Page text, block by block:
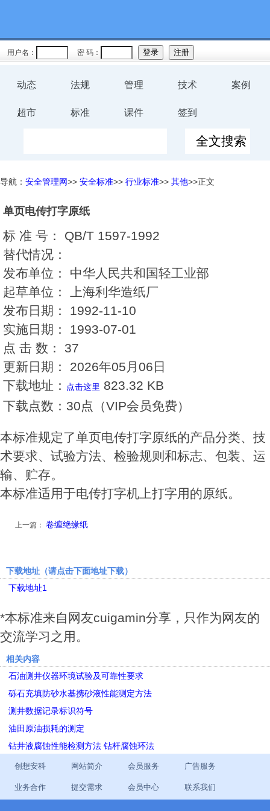
用户名： 密 码：
动态 法规 管理 技术 案例
超市 标准 课件 签到
导航： 安全管理网>> 安全标准>> 行业标准>> 其他>>正文
单页电传打字原纸
标 准 号： QB/T 1597-1992
替代情况：
发布单位： 中华人民共和国轻工业部
起草单位：
上海利华造纸厂
发布日期： 1992-11-10
实施日期： 1993-07-01
点 击 数： 37
更新日期： 2026年05月06日
下载地址：
点击这里 823.32 KB
下载点数： 30点（VIP会员免费）
本标准规定了单页电传打字原纸的产品分类、技
术要求、试验方法、检验规则和标志、包装、运
输、贮存。
本标准适用于电传打字机上打字用的原纸。
上一篇： 卷缠绝缘纸
下载地址（请点击下面地址下载）
下载地址1
*本标准来自网友cuigamin分享，只作为网友的
交流学习之用。
相关内容
石油测井仪器环境试验及可靠性要求
砾石充填防砂水基携砂液性能测定方法
测井数据记录标识符号
油田原油损耗的测定
钻井液腐蚀性能检测方法 钻杆腐蚀环法
创想安科 网站简介 会员服务 广告服务
业务合作 提交需求 会员中心 联系我们